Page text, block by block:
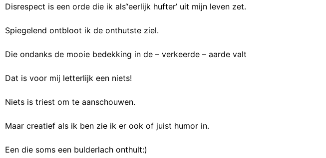
Disrespect is een orde die ik als“eerlijk hufter’ uit mijn leven zet.
Spiegelend ontbloot ik de onthutste ziel.
Die ondanks de mooie bedekking in de – verkeerde – aarde valt
Dat is voor mij letterlijk een niets!
Niets is triest om te aanschouwen.
Maar creatief als ik ben zie ik er ook of juist humor in.
Een die soms een bulderlach onthult:)